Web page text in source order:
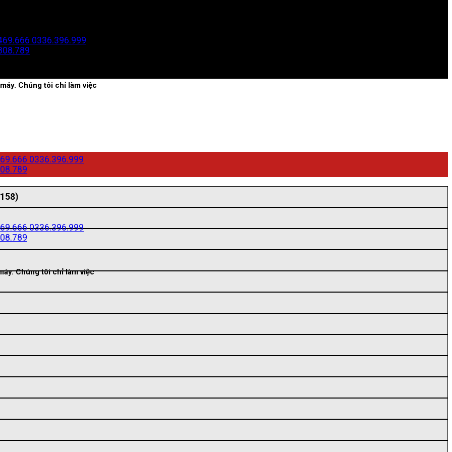
0336.396.999
Chúng tôi chỉ làm việc
0336.396.999
0336.396.999
Chúng tôi chỉ làm việc